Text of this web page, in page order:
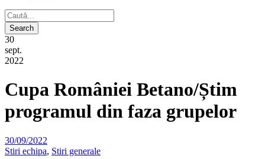
30
sept.
2022
Cupa României Betano/Știm
programul din faza grupelor
30/09/2022
Stiri echipa, Stiri generale